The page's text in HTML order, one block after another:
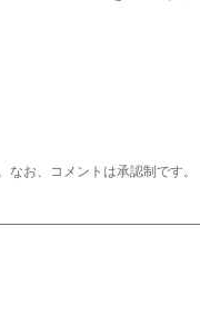
お、コメントは承認制です。